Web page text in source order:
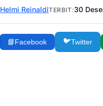
Helmi ReinaldiTERBIT:30
📘Facebook 🐦Twitter